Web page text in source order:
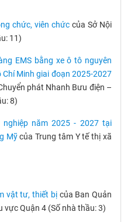
chức, viên chức của Sở Nội
11)
EMS bằng xe ô tô nguyên
Chí Minh giai đoạn 2025-2027
phát Nhanh Bưu điện –
8)
năm 2025 - 2027 tại
Mỹcủa Trung tâm Y tế thị xã
vật tư, thiết bịcủa Ban Quản
vực Quận 4 (Số nhà thầu: 3)